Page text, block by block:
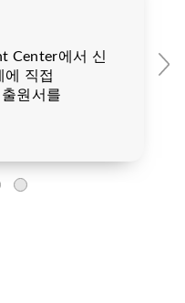
Center에서 신
에 직접
원서를